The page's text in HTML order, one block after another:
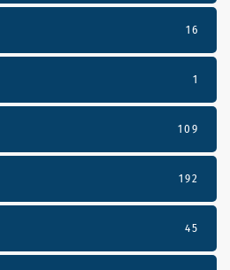
16
1
109
192
45